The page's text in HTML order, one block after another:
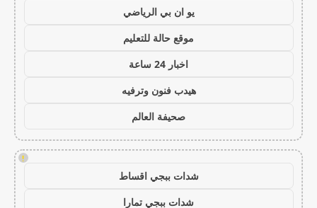
يو ان بي الرياضي
موقع حالة للتعليم
اخبار 24 ساعة
هيدب فنون وترفيه
صحيفة العالم
!
شدات ببجي اقساط
شدات ببجي تمارا